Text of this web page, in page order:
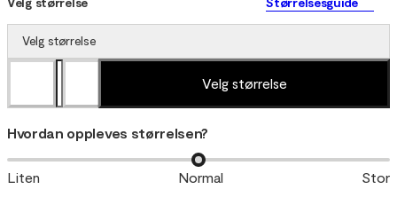
Velg størrelse
Velg størrelse
Hvordan oppleves størrelsen?
Liten Normal Stor